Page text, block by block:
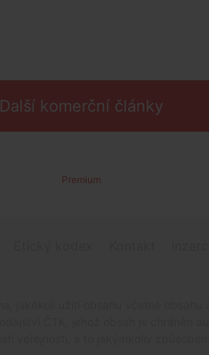
Další komerční články
Premium